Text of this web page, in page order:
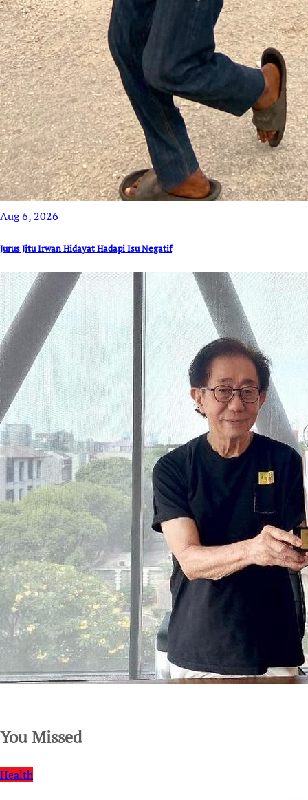
Aug 6, 2026
Jurus Jitu Irwan Hidayat Hadapi Isu Negatif
You Missed
Health